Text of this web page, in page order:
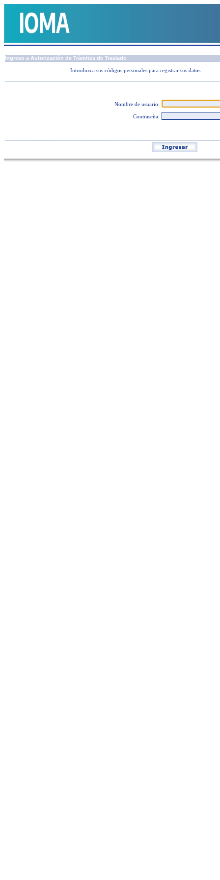
Ingreso a Autorización de Trámites de Traslado
Introduzca sus códigos personales para registrar sus datos
Nombre de usuario:
Contraseña: